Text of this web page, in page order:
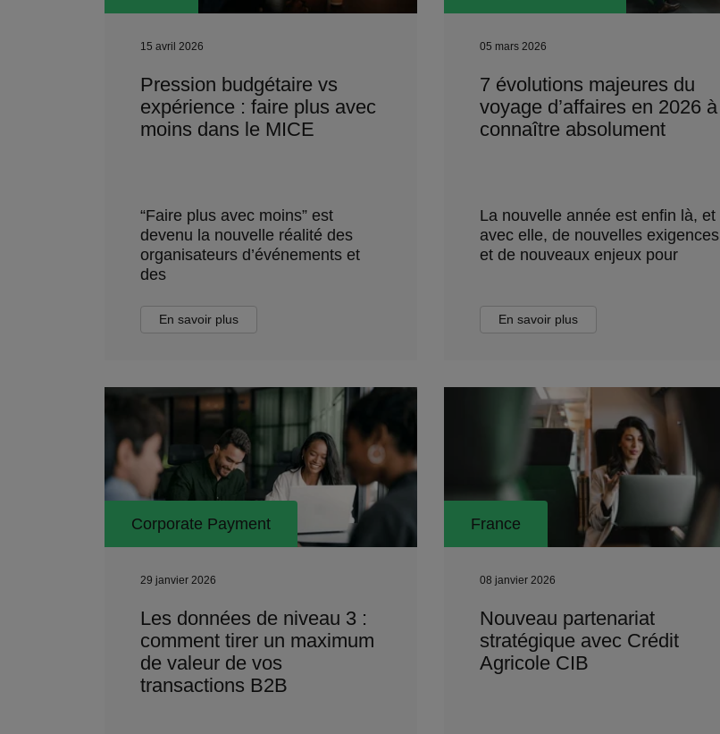
15 avril 2026
Pression budgétaire vs
expérience : faire plus avec
moins dans le MICE
“Faire plus avec moins” est
devenu la nouvelle réalité des
organisateurs d’événements et
des
En savoir plus
05 mars 2026
7 évolutions majeures du
voyage d’affaires en 2026 à
connaître absolument
La nouvelle année est enfin là, et
avec elle, de nouvelles exigences
et de nouveaux enjeux pour
En savoir plus
Corporate Payment
29 janvier 2026
Les données de niveau 3 :
comment tirer un maximum
de valeur de vos
transactions B2B
France
08 janvier 2026
Nouveau partenariat
stratégique avec Crédit
Agricole CIB